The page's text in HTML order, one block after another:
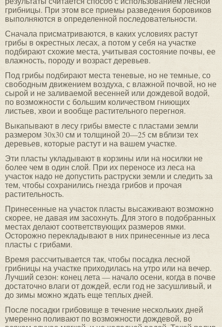
грибницы. При этом все приемы разведения боровиков
выполняются в определенной последовательности.
Сначала присматриваются, в каких условиях растут
грибы в окрестных лесах, а потом у себя на участке
подбирают схожие места, учитывая состояние почвы, ее
влажность, породу и возраст деревьев.
Под грибы подбирают места теневые, но не темные, со
свободным движением воздуха, с влажной почвой, но не
сырой и не заливаемой весенней или дождевой водой,
по возможности с большим количеством гниющих
листьев, хвои и вообще растительного перегноя.
Выкапывают в лесу грибы вместе с пластами земли
размером 30x30 см и толщиной 20—25 см вблизи тех
деревьев, которые растут и на вашем участке.
Эти пласты укладывают в корзины или на носилки не
более чем в один слой. При их переносе из леса на
участок надо не допустить раструски земли и следить за
тем, чтобы сохранились гнезда грибов и прочая
растительность.
Принесенные на участок пласты высаживают возможно
скорее, не давая им засохнуть. Для этого в подобранных
местах делают соответствующих размеров ямки.
Осторожно перекладывают в них принесенные из леса
пласты с грибами.
Время рассчитывается так, чтобы посадка лесной
грибницы на участке приходилась на утро или на вечер.
Лучший сезон: конец лета — начало осени, когда в почве
достаточно влаги от дождей, если год не засушливый, и
до зимы можно ждать еще теплых дней.
После посадки грибовище в течение нескольких дней
умеренно поливают по возможности дождевой, во